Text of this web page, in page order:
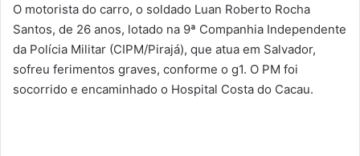
O motorista do carro, o soldado Luan Roberto Rocha
Santos, de 26 anos, lotado na 9ª Companhia Independente
da Polícia Militar (CIPM/Pirajá), que atua em Salvador,
sofreu ferimentos graves, conforme o g1. O PM foi
socorrido e encaminhado o Hospital Costa do Cacau.